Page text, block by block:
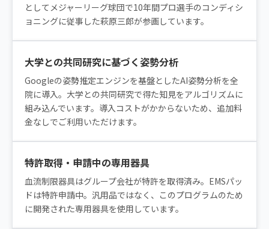
としてメジャーリーグ球団で10年間プロ選手のコンディシ
ョニングに従事した萩原三郎が参画しています。
大学との共同研究に基づく姿勢分析
Googleの姿勢推定エンジンを基盤としたAI姿勢分析を全
院に導入。大学との共同研究で得た知見をアルゴリズムに
組み込んでいます。導入コストがかからないため、追加料
金なしでご利用いただけます。
特許取得・申請中の専用器具
血流制限器具はグループ会社が特許を取得済み。EMSパッ
ドは特許申請中。汎用品ではなく、このプログラムのため
に開発された専用器具を使用しています。